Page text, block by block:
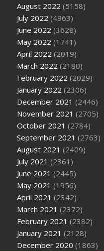
August 2022 (5158)
July 2022 (4963)
June 2022 (3628)
May 2022 (1741)
April 2022 (2019)
March 2022 (2180)
February 2022 (2029)
January 2022 (2306)
December 2021 (2446)
November 2021 (2705)
October 2021 (2784)
September 2021 (2763)
August 2021 (2409)
July 2021 (2361)
June 2021 (2445)
May 2021 (1956)
April 2021 (2342)
March 2021 (2372)
February 2021 (2382)
January 2021 (2128)
December 2020 (1863)